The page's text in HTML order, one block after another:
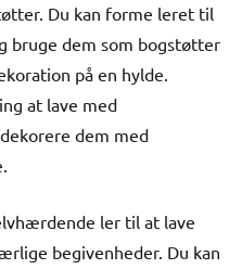
Du kan forme leret til
bruge dem som bogstøtter
på en hylde.
at lave med
dem med
ler til at lave
begivenheder. Du kan